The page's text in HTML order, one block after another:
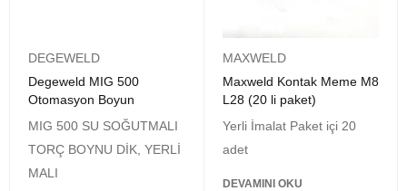
DEGEWELD
Degeweld MIG 500
Otomasyon Boyun
MIG 500 SU SOĞUTMALI
TORÇ BOYNU DİK, YERLİ
MALI
MAXWELD
Maxweld Kontak Meme M8
L28 (20 li paket)
Yerli İmalat Paket içi 20
adet
DEVAMINI OKU